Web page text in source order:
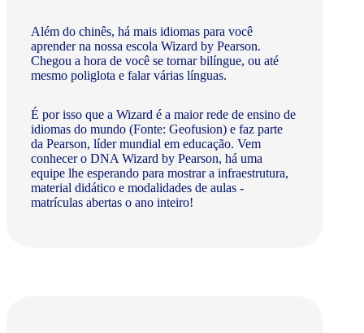
Além do chinês, há mais idiomas para você
aprender na nossa escola Wizard by Pearson.
Chegou a hora de você se tornar bilíngue, ou até
mesmo poliglota e falar várias línguas.
É por isso que a Wizard é a maior rede de ensino de
idiomas do mundo (Fonte: Geofusion) e faz parte
da Pearson, líder mundial em educação. Vem
conhecer o DNA Wizard by Pearson, há uma
equipe lhe esperando para mostrar a infraestrutura,
material didático e modalidades de aulas -
matrículas abertas o ano inteiro!